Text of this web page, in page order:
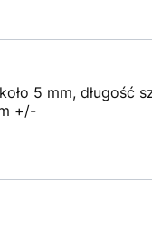
5 mm, długość
+/-